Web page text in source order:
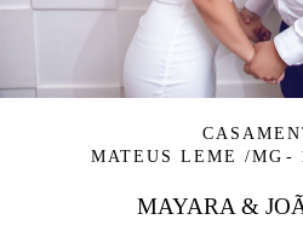
MATEUS LEME /MG
MAYARA &